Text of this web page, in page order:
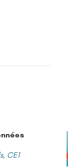
, CE1